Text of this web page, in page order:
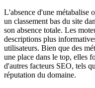
L'absence d'une métabalise
un classement bas du site
son absence totale. Les
descriptions plus
utilisateurs. Bien que des
une place dans le top, elles
d'autres facteurs SEO, tels
réputation du domaine.